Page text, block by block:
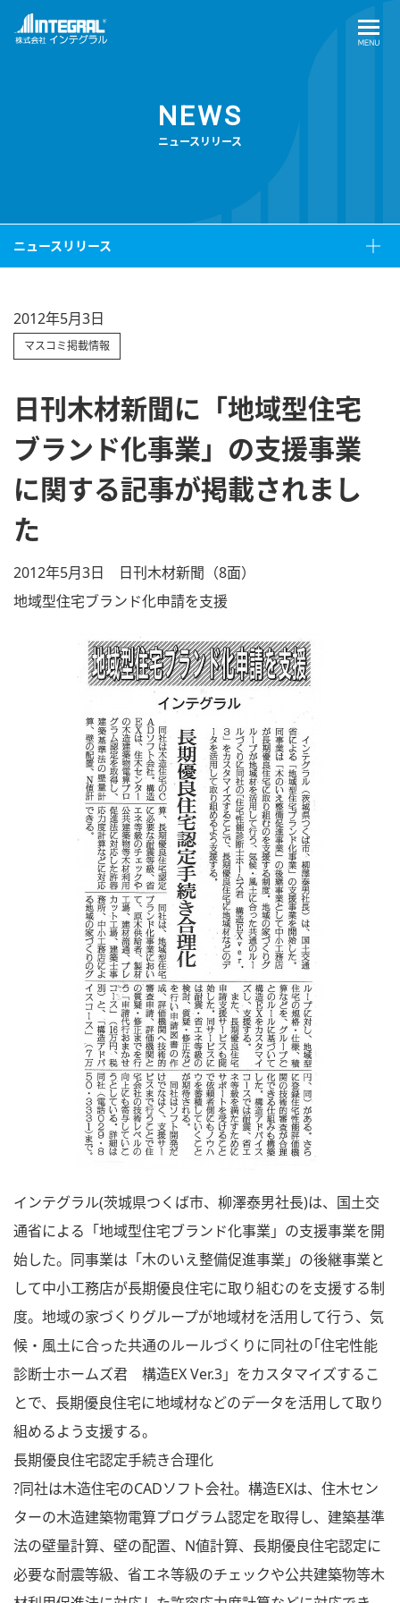
NEWS
ニュースリリース
ニュースリリース
2012年5月3日
マスコミ掲載情報
日刊木材新聞に「地域型住宅
ブランド化事業」の支援事業
に関する記事が掲載されまし
た
2012年5月3日 日刊木材新聞（8面）
地域型住宅ブランド化申請を支援
インテグラル(茨城県つくば市、柳澤泰男社長)は、国土交
通省による「地域型住宅ブランド化事業」の支援事業を開
始した。同事業は「木のいえ整備促進事業」の後継事業と
して中小工務店が長期優良住宅に取り組むのを支援する制
度。地域の家づくりグループが地域材を活用して行う、気
候・風土に合った共通のルールづくりに同社の｢住宅性能
診断士ホームズ君 構造EX Ver.3」をカスタマイズするこ
とで、長期優良住宅に地域材などのデ一タを活用して取り
組めるよう支援する。
長期優良住宅認定手続き合理化
?同社は木造住宅のCADソフト会社。構造EXは、住木セン
ターの木造建築物電算プログラム認定を取得し、建築基準
法の壁量計算、壁の配置、N値計算、長期優良住宅認定に
必要な耐震等級、省エネ等級のチェックや公共建築物等木